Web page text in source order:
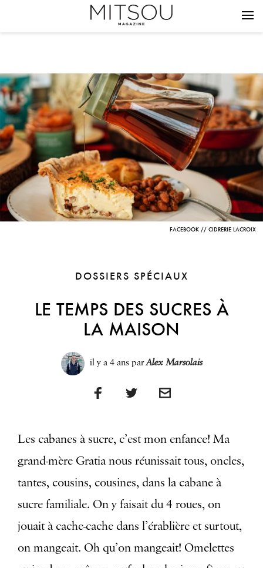
FACEBOOK // CIDRERIE LACROIX
DOSSIERS SPÉCIAUX
LE TEMPS DES SUCRES À
LA MAISON
il y a 4 ansparAlex Marsolais
Les cabanes à sucre, c’est mon enfance! Ma
grand-mère Gratia nous réunissait tous, oncles,
tantes, cousins, cousines, dans la cabane à
sucre familiale. On y faisait du 4 roues, on
jouait à cache-cache dans l’érablière et surtout,
on mangeait. Oh qu’on mangeait! Omelettes